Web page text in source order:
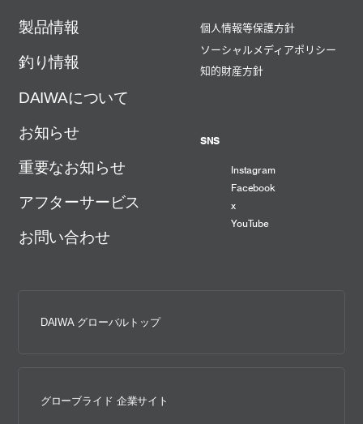
製品情報
釣り情報
DAIWAについて
お知らせ
重要なお知らせ
アフターサービス
お問い合わせ
個人情報等保護方針
ソーシャルメディアポリシー
知的財産方針
SNS
Instagram
Facebook
x
YouTube
DAIWA グローバルトップ
グローブライド 企業サイト